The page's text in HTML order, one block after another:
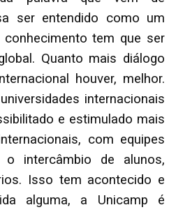
ser entendido como um
conhecimento tem que ser
Quanto mais diálogo
houver, melhor.
internacionais
e estimulado mais
com equipes
intercâmbio de alunos,
Isso tem acontecido e
alguma, a Unicamp é